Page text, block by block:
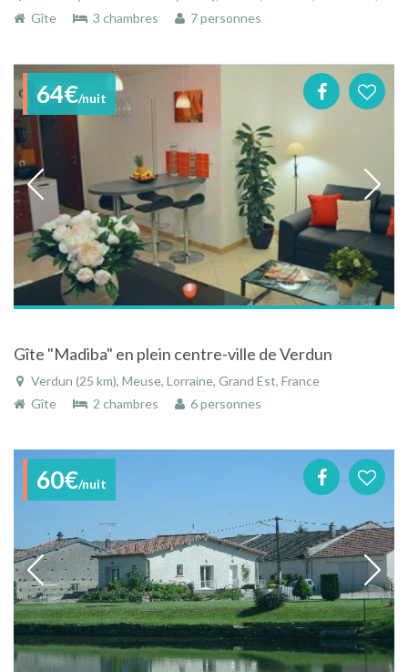
Gîte
3 chambres 7 personnes
64€/nuit
Gîte "Madiba" en plein centre-ville de Verdun
Verdun (25 km), Meuse, Lorraine, Grand Est, France
Gîte
2 chambres 6 personnes
60€/nuit